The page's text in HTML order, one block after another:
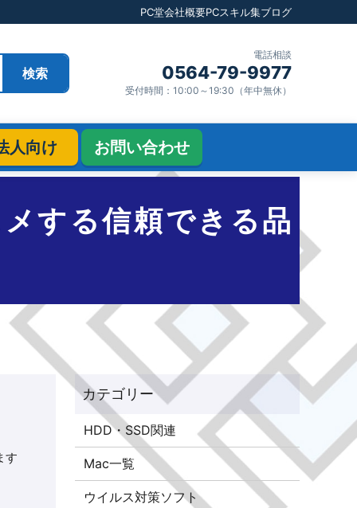
PC堂会社概要PCスキル集ブログ
検索
電話相談
0564-79-9977
受付時間：10:00～19:30（年中無休）
人向け お問い合わせ
する信頼できる品
す
HDD・SSD関連
Mac一覧
ウイルス対策ソフト